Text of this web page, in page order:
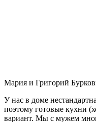
Мария и Григорий
У нас в доме
поэтому готовые кухни
вариант. Мы с мужем